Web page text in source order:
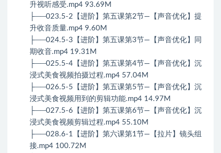
升视听感受.mp4 93.69M
├──023.5-2【进阶】第五课第2节—【声音优化】提
升收音质量.mp4 9.60M
├──024.5-3【进阶】第五课第3节—【声音优化】同
期收音.mp4 19.31M
├──025.5-4【进阶】第五课第4节—【声音优化】沉
浸式美食视频拍摄过程.mp4 57.04M
├──026.5-5【进阶】第五课第5节—【声音优化】沉
浸式美食视频用到的剪辑功能.mp4 14.97M
├──027.5-6【进阶】第五课第6节—【声音优化】沉
浸式美食视频剪辑过程.mp4 55.10M
├──028.6-1【进阶】第六课第1节—【拉片】镜头组
接.mp4 100.72M